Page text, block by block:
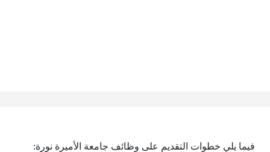
فيما يلي خطوات التقديم على وظائف جامعة الأميرة نورة: